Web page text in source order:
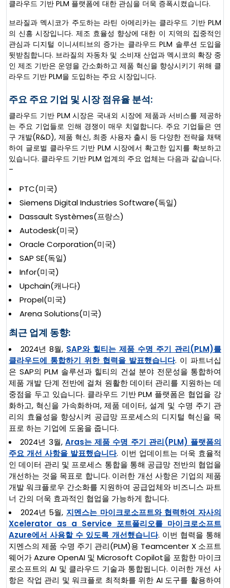
클라우드 기반 PLM 플랫폼에 대한 관심을 더욱 증폭시켰습니다.
브라질과 멕시코가 주도하는 라틴 아메리카는 클라우드 기반 PLM
의 신흥 시장입니다. 제조 효율성 향상에 대한 이 지역의 집중적인
관심과 디지털 이니셔티브의 증가는 클라우드 PLM 솔루션 도입을
뒷받침합니다. 브라질의 자동차 및 소비재 산업과 멕시코의 확장 중
인 제조 기반은 운영을 간소화하고 제품 혁신을 향상시키기 위해 클
라우드 기반 PLM을 도입하는 주요 시장입니다.
주요 주요 기업 및 시장 점유율 분석:
클라우드 기반 PLM 시장은 국내외 시장에 제품과 서비스를 제공하
는 주요 기업들로 인해 경쟁이 매우 치열합니다. 주요 기업들은 연
구 개발(R&D), 제품 혁신, 최종 사용자 출시 등 다양한 전략을 채택
하여 글로벌 클라우드 기반 PLM 시장에서 확고한 입지를 확보하고
있습니다. 클라우드 기반 PLM 업계의 주요 업체는 다음과 같습니다.
–
PTC(미국)
Siemens Digital Industries Software(독일)
Dassault Systèmes(프랑스)
Autodesk(미국)
Oracle Corporation(미국)
SAP SE(독일)
Infor(미국)
Upchain(캐나다)
Propel(미국)
Arena Solutions(미국)
최근 업계 동향:
2024년 8월, SAP와 힐티는 제품 수명 주기 관리(PLM)를
클라우드에 통합하기 위한 협력을 발표했습니다. 이 파트너십
은 SAP의 PLM 솔루션과 힐티의 건설 분야 전문성을 통합하여
제품 개발 단계 전반에 걸쳐 원활한 데이터 관리를 지원하는 데
중점을 두고 있습니다. 클라우드 기반 PLM 플랫폼은 협업을 강
화하고, 혁신을 가속화하며, 제품 데이터, 설계 및 수명 주기 관
리의 효율성을 향상시켜 공급망 프로세스의 디지털 혁신을 목
표로 하는 기업에 도움을 줍니다.
2024년 3월, Aras는 제품 수명 주기 관리(PLM) 플랫폼의
주요 개선 사항을 발표했습니다. 이번 업데이트는 더욱 효율적
인 데이터 관리 및 프로세스 통합을 통해 공급망 전반의 협업을
개선하는 것을 목표로 합니다. 이러한 개선 사항은 기업의 제품
개발 워크플로우 간소화를 지원하여 공급업체와 비즈니스 파트
너 간의 더욱 효과적인 협업을 가능하게 합니다.
2024년 5월,지멘스는 마이크로소프트와 협력하여 자사의
Xcelerator as a Service 포트폴리오를 마이크로소프트
Azure에서 사용할 수 있도록 개선했습니다. 이번 협력을 통해
지멘스의 제품 수명 주기 관리(PLM)용 Teamcenter X 소프트
웨어가 Azure OpenAI 및 Microsoft Copilot을 포함한 마이크
로소프트의 AI 및 클라우드 기술과 통합됩니다. 이러한 개선 사
항은 작업 관리 및 워크플로 최적화를 위한 AI 도구를 활용하여